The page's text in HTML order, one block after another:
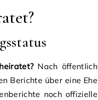
Nach öffentlich
Berichte über eine Ehe
noch offizielle